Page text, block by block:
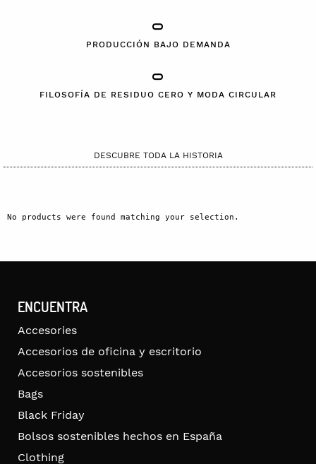
PRODUCCIÓN BAJO DEMANDA
FILOSOFÍA DE RESIDUO CERO Y MODA CIRCULAR
DESCUBRE TODA LA HISTORIA
No products were found matching your selection.
ENCUENTRA
Accesories
Accesorios de oficina y escritorio
Accesorios sostenibles
Bags
Black Friday
Bolsos sostenibles hechos en España
Clothing